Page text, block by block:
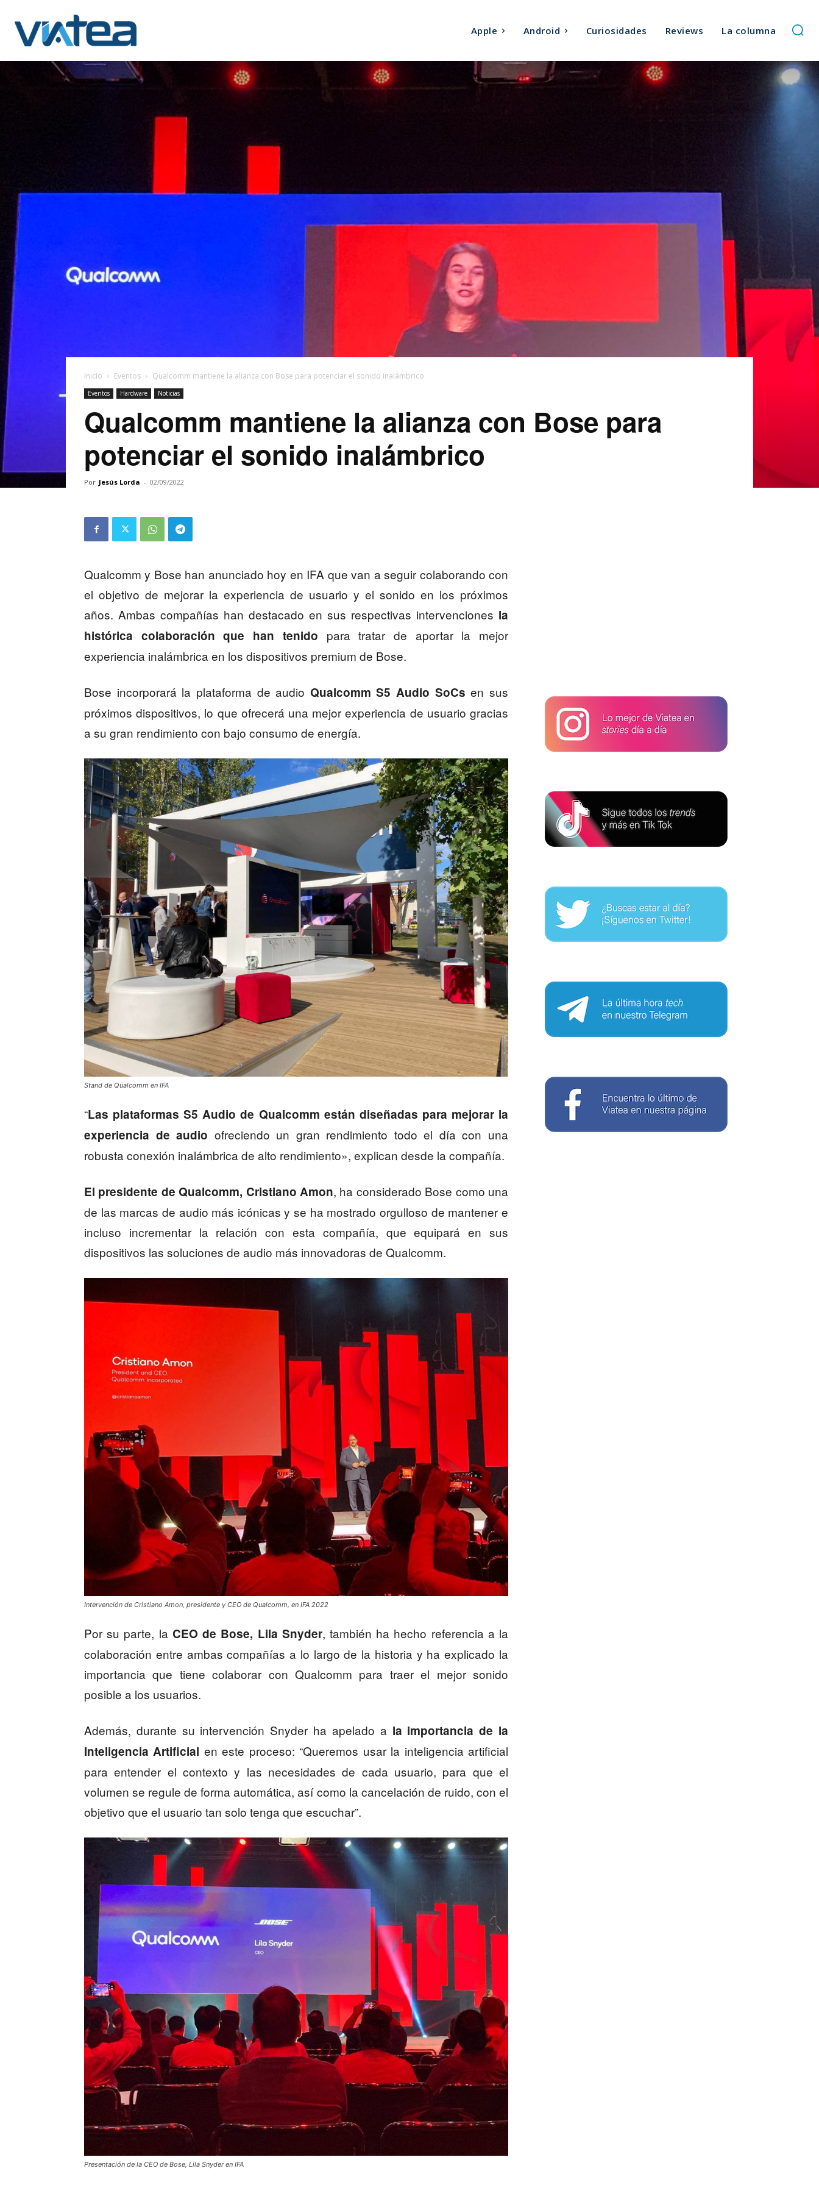
Apple Android Curiosidades Reviews La columna
Inicio Eventos Qualcomm mantiene la alianza con Bose para potenciar el sonido inalámbrico
Eventos Hardware Noticias
Qualcomm mantiene la alianza con Bose para
potenciar el sonido inalámbrico
Por Jesús Lorda - 02/09/2022
Qualcomm y Bose han anunciado hoy en IFA que van a seguir colaborando con
el objetivo de mejorar la experiencia de usuario y el sonido en los próximos
años. Ambas compañías han destacado en sus respectivas intervenciones la
histórica colaboración que han tenido para tratar de aportar la mejor
experiencia inalámbrica en los dispositivos premium de Bose.
Bose incorporará la plataforma de audio Qualcomm S5 Audio SoCs en sus
próximos dispositivos, lo que ofrecerá una mejor experiencia de usuario gracias
a su gran rendimiento con bajo consumo de energía.
Stand de Qualcomm en IFA
“Las plataformas S5 Audio de Qualcomm están diseñadas para mejorar la
experiencia de audio ofreciendo un gran rendimiento todo el día con una
robusta conexión inalámbrica de alto rendimiento», explican desde la compañía.
El presidente de Qualcomm, Cristiano Amon, ha considerado Bose como una
de las marcas de audio más icónicas y se ha mostrado orgulloso de mantener e
incluso incrementar la relación con esta compañía, que equipará en sus
dispositivos las soluciones de audio más innovadoras de Qualcomm.
Intervención de Cristiano Amon, presidente y CEO de Qualcomm, en IFA 2022
Por su parte, la CEO de Bose, Lila Snyder, también ha hecho referencia a la
colaboración entre ambas compañías a lo largo de la historia y ha explicado la
importancia que tiene colaborar con Qualcomm para traer el mejor sonido
posible a los usuarios.
Además, durante su intervención Snyder ha apelado a la importancia de la
Inteligencia Artificial en este proceso: “Queremos usar la inteligencia artificial
para entender el contexto y las necesidades de cada usuario, para que el
volumen se regule de forma automática, así como la cancelación de ruido, con el
objetivo que el usuario tan solo tenga que escuchar”.
Presentación de la CEO de Bose, Lila Snyder en IFA